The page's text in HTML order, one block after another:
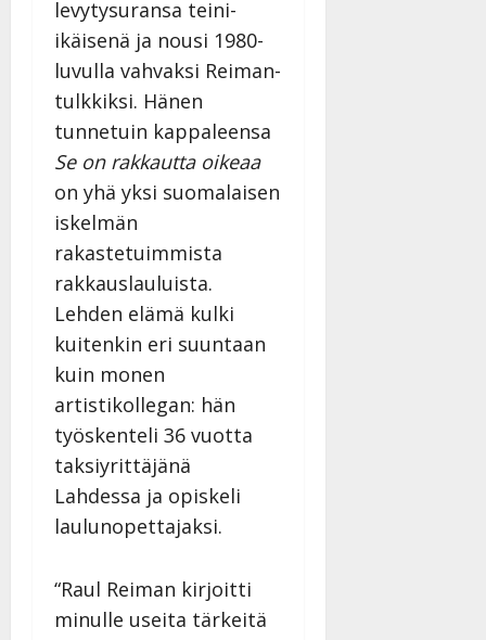
levytysuransa teini-
ikäisenä ja nousi 1980-
luvulla vahvaksi Reiman-
tulkkiksi. Hänen
tunnetuin kappaleensa
Se on rakkautta oikeaa
on yhä yksi suomalaisen
iskelmän
rakastetuimmista
rakkauslauluista.
Lehden elämä kulki
kuitenkin eri suuntaan
kuin monen
artistikollegan: hän
työskenteli 36 vuotta
taksiyrittäjänä
Lahdessa ja opiskeli
laulunopettajaksi.
“Raul Reiman kirjoitti
minulle useita tärkeitä